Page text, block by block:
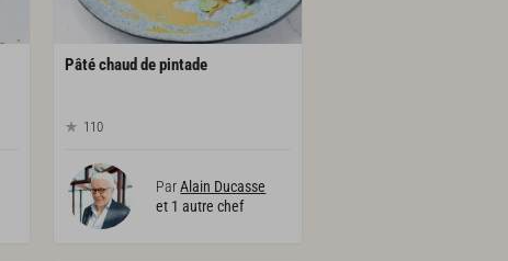
Pâtéchaud depintade
110
ParAlain Ducasse
et 1 autre chef